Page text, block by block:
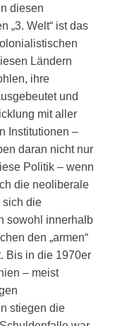
diesen
„3. Welt“ ist das
Ländern
ihre
und
mit aller
Institutionen –
daran nicht nur
Politik – wenn
die neoliberale
sich die
sowohl innerhalb
den „armen“
Bis in die 1970er
– meist
stiegen die